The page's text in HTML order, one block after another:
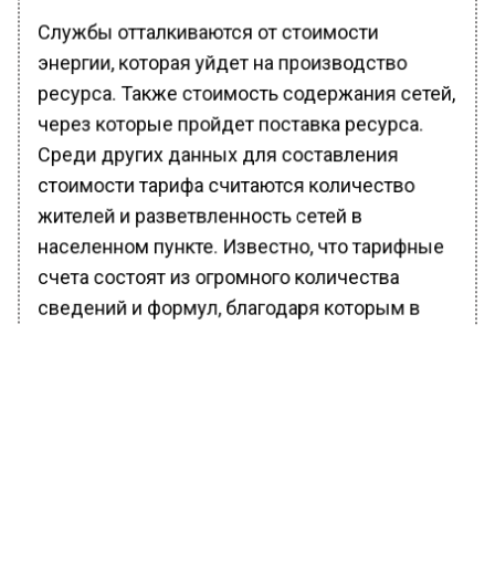
Службы отталкиваются от стоимости
энергии, которая уйдет на производство
ресурса. Также стоимость содержания сетей,
через которые пройдет поставка ресурса.
Среди других данных для составления
стоимости тарифа считаются количество
жителей и разветвленность сетей в
населенном пункте. Известно, что тарифные
счета состоят из огромного количества
сведений и формул, благодаря которым в